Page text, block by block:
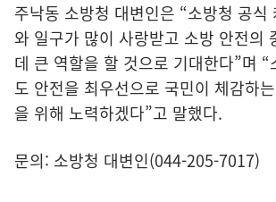
주낙동 소방청 대변인은 “소방청 공식
와 일구가 많이 사랑받고 소방 안전의
데 큰 역할을 할 것으로 기대한다”며
도 안전을 최우선으로 국민이 체감하
을 위해 노력하겠다”고 말했다.
문의: 소방청 대변인(044-205-7017)